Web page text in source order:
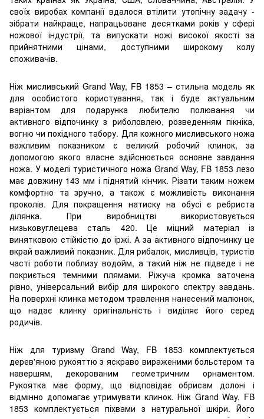
своїх виробах компанії вдалося втілити утопічну задачу -
зібрати найкраще, напрацьоване десятками років у сфері
ножової індустрії, та випускати ножі високої якості за
прийнятними цінами, доступними широкому колу
споживачів.
Ніж мисливський Grand Way, FB 1853 – стильна модель як
для особистого користування, так і буде актуальним
варіантом для подарунка любителю полювання чи
активного відпочинку з риболовлею, розведенням пікніка,
вогню чи похідного табору. Для кожного мисливського ножа
важливим показником є великий робочий клинок, за
допомогою якого власне здійснюється основне завдання
ножа. У моделі туристичного ножа Grand Way, FB 1853 лезо
має довжину 143 мм і піднятий кінчик. Різати таким ножем
комфортно та зручно, а також є можливість виконання
проколів. Для покращення натиску на обусі є ребриста
ділянка. При виробництві використовується
низьковуглецева сталь 420. Це міцний матеріал із
винятковою стійкістю до іржі. А за активного відпочинку це
вкрай важливий показник. Для рибалок, мисливців, туристів
часті роботи поблизу водойм, а такий ніж не підведе і не
покриється темними плямами. Ріжуча кромка заточена
рівно, універсальний вибір для широкого спектру завдань.
На поверхні клинка методом травлення нанесений малюнок,
що надає клинку оригінальність і виділяє його серед
родичів.
Ніж для туризму Grand Way, FB 1853 комплектується
дерев'яною рукояттю з яскраво вираженими больстером та
навершям, декорованим геометричним орнаментом.
Рукоятка має форму, що відповідає обрисам долоні і
відмінно допомагає утримувати клинок. Ніж Grand Way, FB
1853 комплектується піхвами з натуральної шкіри. Його